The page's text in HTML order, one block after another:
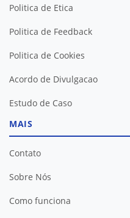
Politica de Etica
Politica de Feedback
Politica de Cookies
Acordo de Divulgacao
Estudo de Caso
MAIS
Contato
Sobre Nós
Como funciona